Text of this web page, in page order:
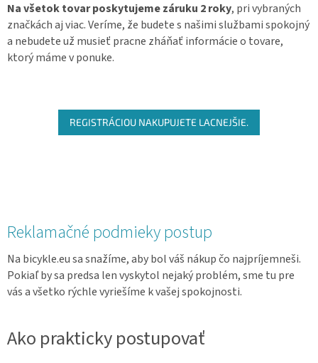
Na všetok tovar poskytujeme záruku 2 roky, pri vybraných
značkách aj viac. Veríme, že budete s našimi službami spokojný
a nebudete už musieť pracne zháňať informácie o tovare,
ktorý máme v ponuke.
REGISTRÁCIOU NAKUPUJETE LACNEJŠIE.
Reklamačné podmieky postup
Na bicykle.eu sa snažíme, aby bol váš nákup čo najpríjemneši.
Pokiaľ by sa predsa len vyskytol nejaký problém, sme tu pre
vás a všetko rýchle vyriešíme k vašej spokojnosti.
Ako prakticky postupovať